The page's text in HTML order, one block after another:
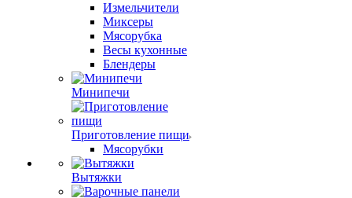
Измельчители
Миксеры
Мясорубка
Весы кухонные
Блендеры
Минипечи
Приготовление пищи
Мясорубки
Вытяжки